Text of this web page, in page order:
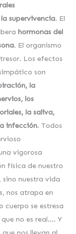
supervivencia. El
hormonas del
. El organismo
Los efectos
son
la
los
la saliva,
infección. Todos
vigorosa
física de nuestro
sino nuestra vida
nos atrapa en
se estresa
no es real…. Y